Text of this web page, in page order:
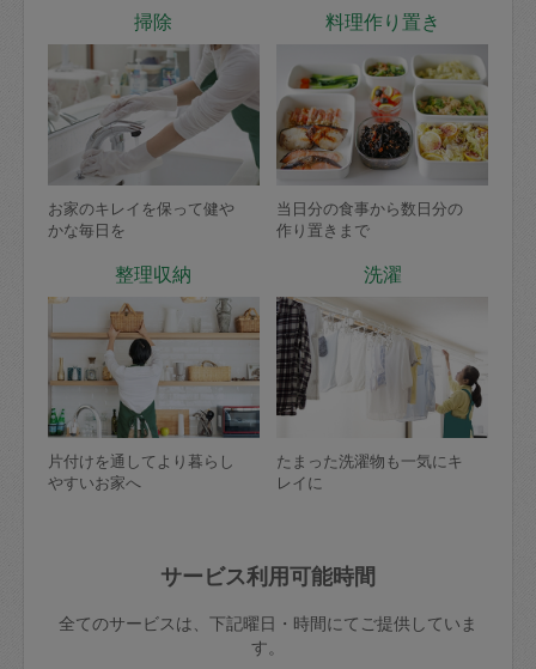
掃除
お家のキレイを保って健や
かな毎日を
料理作り置き
当日分の食事から数日分の
作り置きまで
整理収納
片付けを通してより暮らし
やすいお家へ
洗濯
たまった洗濯物も一気にキ
レイに
サービス利用可能時間
全てのサービスは、下記曜日・時間にてご提供していま
す。